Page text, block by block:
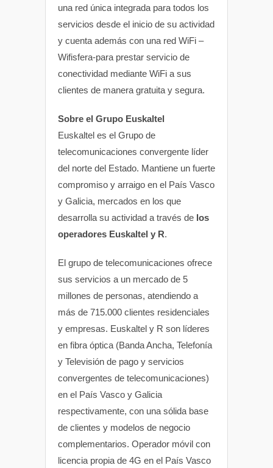
una red única integrada para todos los
servicios desde el inicio de su actividad
y cuenta además con una red WiFi –
Wifisfera-para prestar servicio de
conectividad mediante WiFi a sus
clientes de manera gratuita y segura.
Sobre el Grupo Euskaltel
Euskaltel es el Grupo de
telecomunicaciones convergente líder
del norte del Estado. Mantiene un fuerte
compromiso y arraigo en el País Vasco
y Galicia, mercados en los que
desarrolla su actividad a través de los
operadores Euskaltel y R.
El grupo de telecomunicaciones ofrece
sus servicios a un mercado de 5
millones de personas, atendiendo a
más de 715.000 clientes residenciales
y empresas. Euskaltel y R son líderes
en fibra óptica (Banda Ancha, Telefonía
y Televisión de pago y servicios
convergentes de telecomunicaciones)
en el País Vasco y Galicia
respectivamente, con una sólida base
de clientes y modelos de negocio
complementarios. Operador móvil con
licencia propia de 4G en el País Vasco